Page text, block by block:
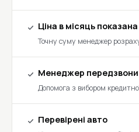
Ціна в місяць показана
Точну суму менеджер
Менеджер
Допомога з вибором
Перевірені авто